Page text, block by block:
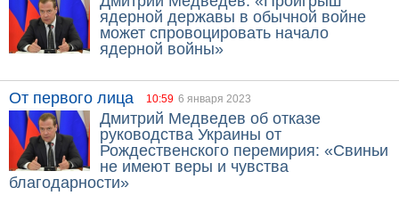
ядерной державы в обычной войне
может спровоцировать начало
ядерной войны»
От первого лица 10:59 6 января 2023
Дмитрий Медведев об отказе
руководства Украины от
Рождественского перемирия: «Свиньи
не имеют веры и чувства
благодарности»